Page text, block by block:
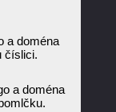
a doména
číslici.
a doména